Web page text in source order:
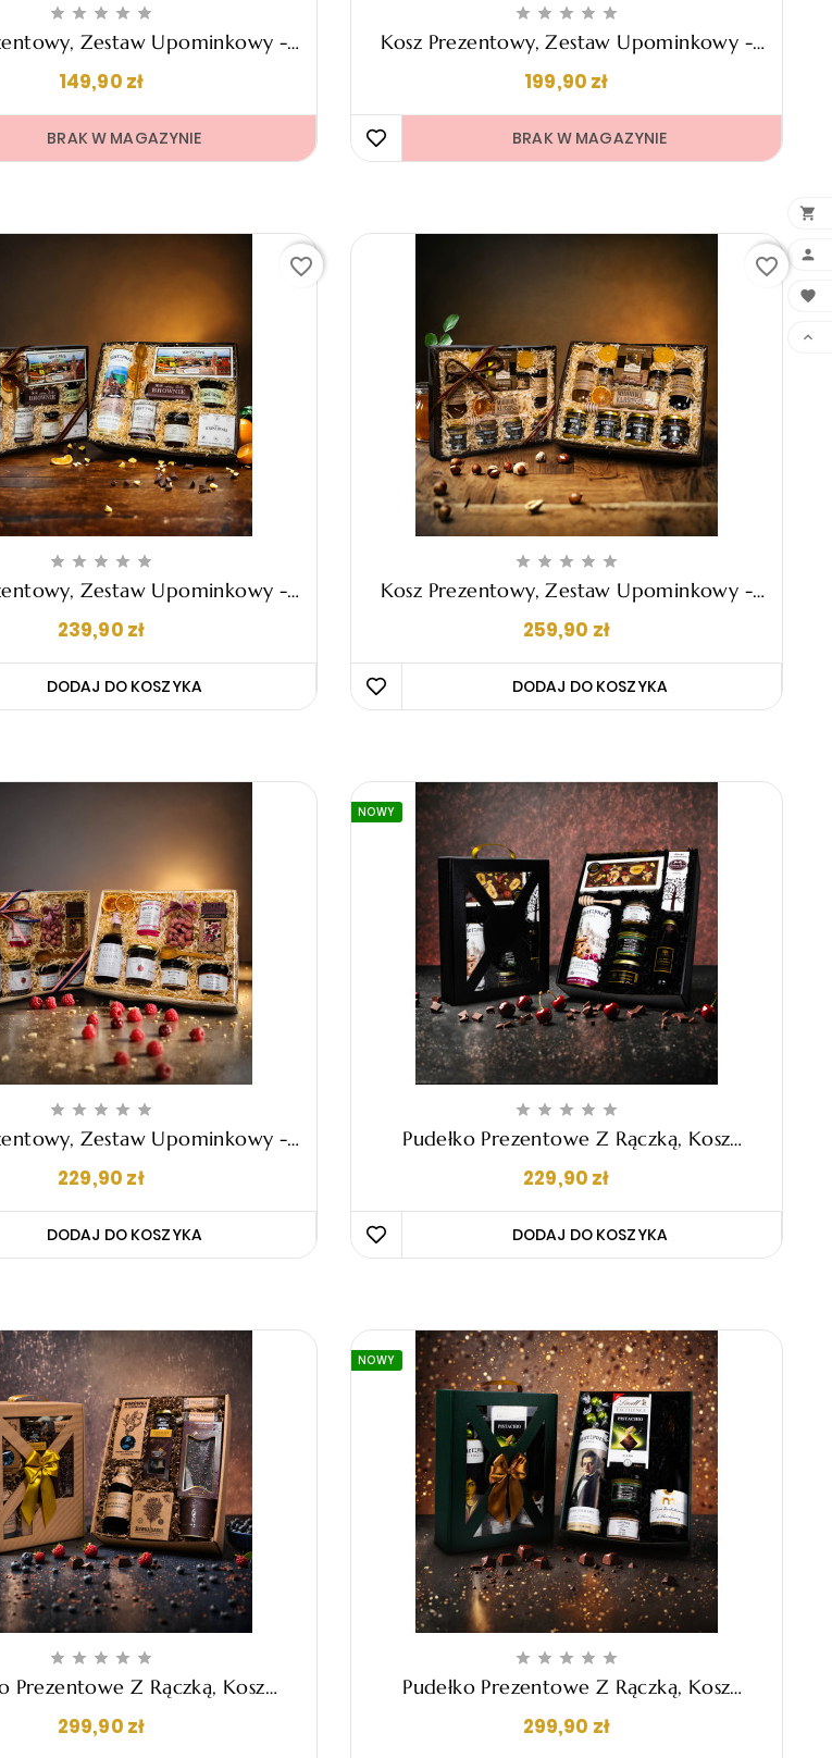
    
Zestaw Upominkowy -
149,90 złCena
    
Kosz Prezentowy, Zestaw Upominkowy -
199,90 złCena
    
Zestaw Upominkowy -
239,90 złCena
DODAJ DO KOSZYKA
favorite_border
    
Kosz Prezentowy, Zestaw Upominkowy -
259,90 złCena
DODAJ DO KOSZYKA
favorite_border
    
Zestaw Upominkowy -
229,90 złCena
DODAJ DO KOSZYKA
NOWY
    
Pudełko Prezentowe Z Rączką, Kosz
229,90 złCena
DODAJ DO KOSZYKA
    
Prezentowe Z Rączką, Kosz
299,90 złCena
NOWY
    
Pudełko Prezentowe Z Rączką, Kosz
299,90 złCena



